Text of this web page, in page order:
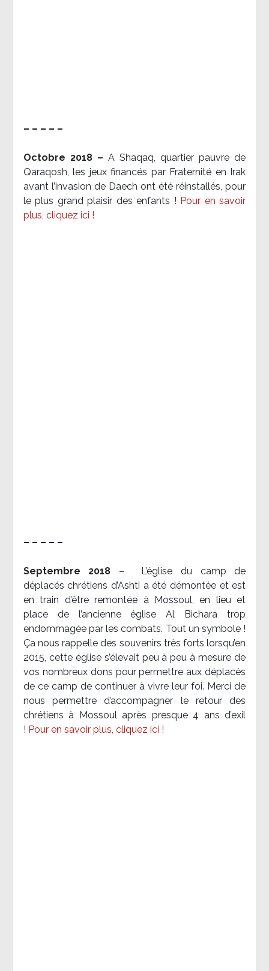
– – – – –
Octobre 2018 – A Shaqaq, quartier pauvre de
Qaraqosh, les jeux financés par Fraternité en Irak​
avant l’invasion de Daech ont été réinstallés, pour
le plus grand plaisir des enfants ! Pour en savoir
plus, cliquez ici !
– – – – –
Septembre 2018 –
L’église du camp de
déplacés chrétiens d’Ashti a été démontée et est
en train d’être remontée à Mossoul, en lieu et
place de l’ancienne église Al Bichara trop
endommagée par les combats. Tout un symbole !
Ça nous rappelle des souvenirs très forts lorsqu’en
2015, cette église s’élevait peu à peu à mesure de
vos nombreux dons pour permettre aux déplacés
de ce camp de continuer à vivre leur foi. Merci de
nous permettre d’accompagner le retour des
chrétiens à Mossoul après presque 4 ans d’exil
! Pour en savoir plus, cliquez ici !